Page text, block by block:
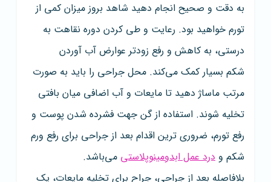
به دقت و صحیح انجام دهید شاهد بروز میزان کمی از
تورم خواهید بود. رعایت و طی کردن دوره نقاهت به
درستی، به کاهش و رفع زودتر عوارض آب آوردن
شکم بسیار کمک می‌کند. محل جراحی را باید به صورت
مرتب ماساژ دهید تا مایعات و آب اضافی میان بافتی
تخلیه شوند. استفاده از گن جهت فشرده شدن پوست و
رفع تورم، ضروری ترین اقدام بعد از جراحی برای رفع ورم
شکم و درد عمل ابدومینوپلاستی می‌باشد.
بلافاصله بعد از جراحی، جراح برای تخلیه مایعات، یک